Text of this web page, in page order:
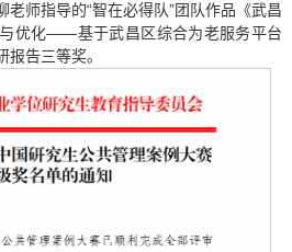
老师指导的“智在必得队”团队作品《武昌
优化——基于武昌区综合为老服务平台
告三等奖。